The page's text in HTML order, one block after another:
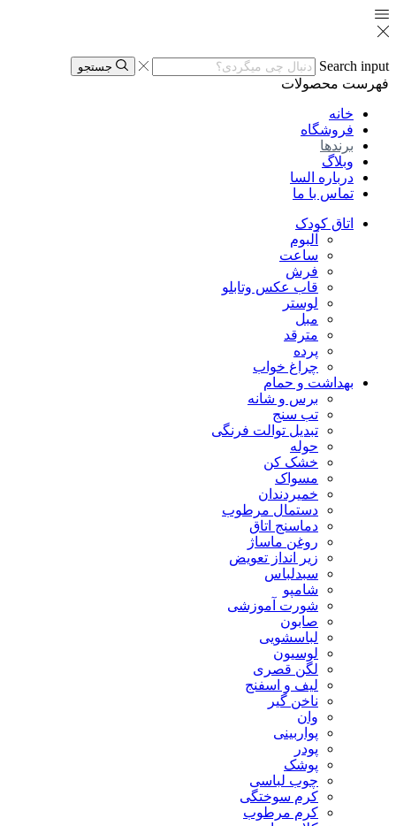
Search input جستجو
فهرست محصولات
خانه
فروشگاه
برندها
وبلاگ
درباره السا
تماس با ما
اتاق کودک
آلبوم
ساعت
فرش
قاب عکس وتابلو
لوستر
مبل
مترقد
پرده
چراغ خواب
بهداشت و حمام
برس و شانه
تب سنج
تبدیل توالت فرنگی
حوله
خشک کن
مسواک
خمیردندان
دستمال مرطوب
دماسنج اتاق
روغن ماساژ
زیر انداز تعویض
سبدلباس
شامپو
شورت آموزشی
صابون
لباسشویی
لوسیون
لگن قصری
لیف و اسفنج
ناخن گیر
وان
پواربینی
پودر
پوشک
چوب لباسی
کرم سوختگی
کرم مرطوب